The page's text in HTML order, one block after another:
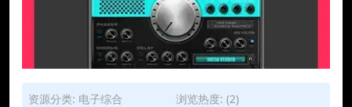
资源分类: 电子综合
浏览热度: (2)